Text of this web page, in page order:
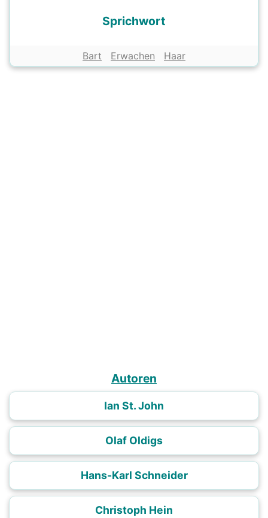
Sprichwort
Bart Erwachen Haar
Autoren
Ian St. John
Olaf Oldigs
Hans-Karl Schneider
Christoph Hein